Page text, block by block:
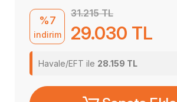
%7
indirim
31.215 TL
29.030 TL
Havale/EFT ile 28.159 TL